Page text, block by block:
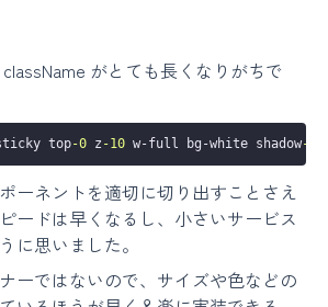
がとても長くなりがちで
top-0 z -10 w-full bg-white shadow-2
ーネントを適切に切り出すことさえ
ードは早くなるし、小さいサービス
に思いました。
ーではないので、サイズや色などの